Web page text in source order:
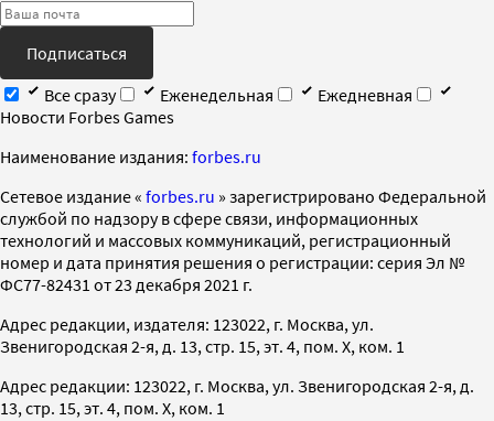
Подписаться
Все сразу
Еженедельная
Ежедневная
Новости Forbes Games
Наименование издания: forbes.ru
Cетевое издание « forbes.ru » зарегистрировано Федеральной
службой по надзору в сфере связи, информационных
технологий и массовых коммуникаций, регистрационный
номер и дата принятия решения о регистрации: серия Эл №
ФС77-82431 от 23 декабря 2021 г.
Адрес редакции, издателя: 123022, г. Москва, ул.
Звенигородская 2-я, д. 13, стр. 15, эт. 4, пом. X, ком. 1
Адрес редакции: 123022, г. Москва, ул. Звенигородская 2-я, д.
13, стр. 15, эт. 4, пом. X, ком. 1